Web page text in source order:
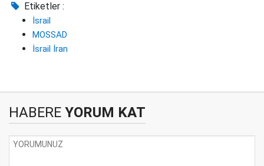
Etiketler :
İsrail
MOSSAD
İsrail İran
HABERE YORUM KAT